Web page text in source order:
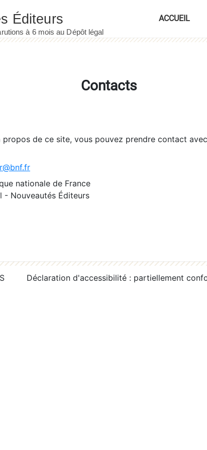
ACCUEIL
Contacts
propos de ce site, vous pouvez prendre contact
nationale de France
- Nouveautés Éditeurs
Déclaration d'accessibilité : partiellement